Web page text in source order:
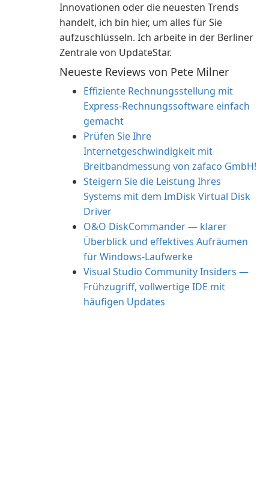
Innovationen oder die neuesten Trends
handelt, ich bin hier, um alles für Sie
aufzuschlüsseln. Ich arbeite in der Berliner
Zentrale von UpdateStar.
Neueste Reviews von Pete Milner
Effiziente Rechnungsstellung mit
Express-Rechnungssoftware einfach
gemacht
Prüfen Sie Ihre
Internetgeschwindigkeit mit
Breitbandmessung von zafaco GmbH!
Steigern Sie die Leistung Ihres
Systems mit dem ImDisk Virtual Disk
Driver
O&O DiskCommander — klarer
Überblick und effektives Aufräumen
für Windows-Laufwerke
Visual Studio Community Insiders —
Frühzugriff, vollwertige IDE mit
häufigen Updates